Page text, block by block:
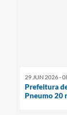
29 JUN 2026 -
Prefeitura
Pneumo 20